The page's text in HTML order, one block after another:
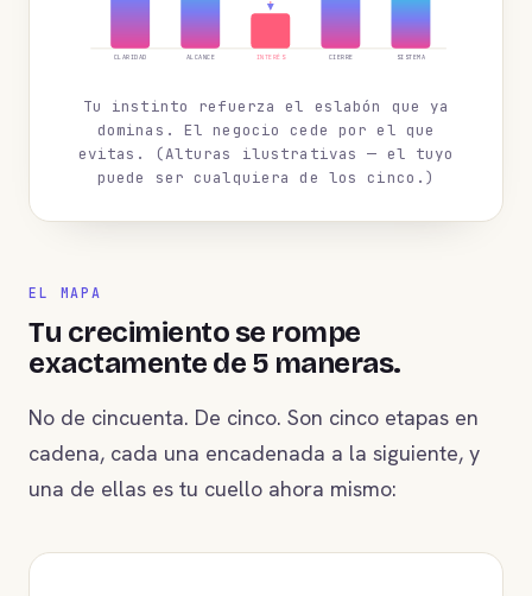
CLARIDAD ALCANCE INTERÉS CIERRE SISTEMA
Tu instinto refuerza el eslabón que ya
dominas. El negocio cede por el que
evitas. (Alturas ilustrativas — el tuyo
puede ser cualquiera de los cinco.)
EL MAPA
Tu crecimiento se rompe
exactamente de 5 maneras.
No de cincuenta. De cinco. Son cinco etapas en
cadena, cada una encadenada a la siguiente, y
una de ellas es tu cuello ahora mismo: